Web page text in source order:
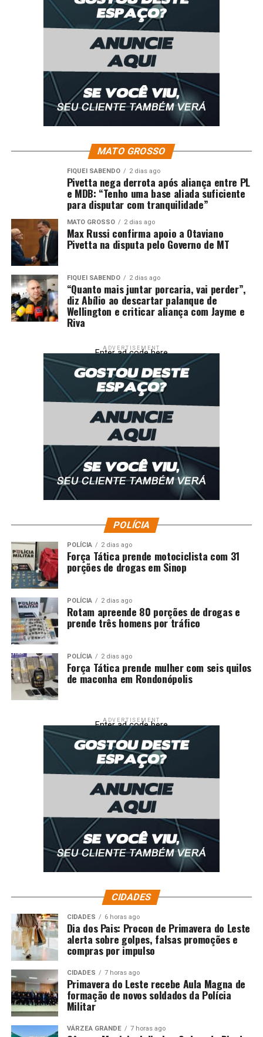
Para virar lei, o texto precisa ser aprovado pela Câmara
e pelo Senado.
Saiba mais sobre a tramitação de projetos de lei
Da Redação/WS
Comentários
ANOS APROVA COMISSÃO
CRIAÇÃO
DESTAQUE EMPREENDEDORES MAIS
PARA
Zenaide Maia relembra trajetória do humorista Chico
DON'T MISS
Comissão de Educação aprova criação de Universidade
Indígena
MATO GROSSO
FIQUEI SABENDO 2 dias ago
Pivetta nega derrota após aliança entre PL
e MDB: “Tenho uma base aliada suficiente
para disputar com tranquilidade”
MATO GROSSO 2 dias ago
Max Russi confirma apoio a Otaviano
Pivetta na disputa pelo Governo de MT
FIQUEI SABENDO 2 dias ago
“Quanto mais juntar porcaria, vai perder”,
diz Abílio ao descartar palanque de
Wellington e criticar aliança com Jayme e
Riva
ADVERTISEMENT
Enter ad code here
POLÍCIA
POLÍCIA 2 dias ago
Força Tática prende motociclista com 31
porções de drogas em Sinop
POLÍCIA 2 dias ago
Rotam apreende 80 porções de drogas e
prende três homens por tráfico
POLÍCIA 2 dias ago
Força Tática prende mulher com seis quilos
de maconha em Rondonópolis
ADVERTISEMENT
Enter ad code here
CIDADES
CIDADES 6 horas ago
Dia dos Pais: Procon de Primavera do Leste
alerta sobre golpes, falsas promoções e
compras por impulso
CIDADES 7 horas ago
Primavera do Leste recebe Aula Magna de
formação de novos soldados da Polícia
Militar
VÁRZEA GRANDE 7 horas ago